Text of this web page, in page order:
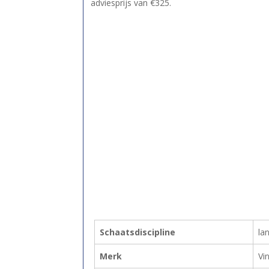
adviesprijs van €325.
Schaatsdiscipline
Merk